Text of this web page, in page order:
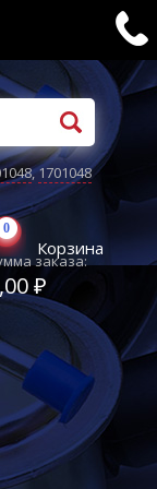
,1701048
0
Корзина
заказа:
₽